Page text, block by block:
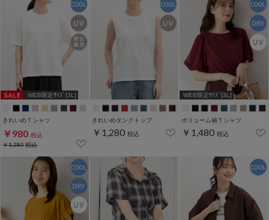
WEB限定ｻｲｽﾞ[3L]
きれいめＴシャツ
￥980 税込
￥1,280税込
きれいめタンクトップ
￥1,280 税込
WEB限定ｻｲｽﾞ[3L]
ボリューム袖Ｔシャツ
￥1,480 税込